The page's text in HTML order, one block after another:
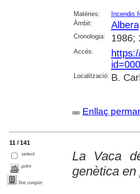
Matèries: Incendis
Àmbit:
Cronologia: 1986;
Accés:
Localització: B.
Enllaç
11 / 141
select
print
Text complet
La Vaca
genètica